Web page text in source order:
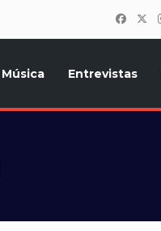
Música Entrevistas